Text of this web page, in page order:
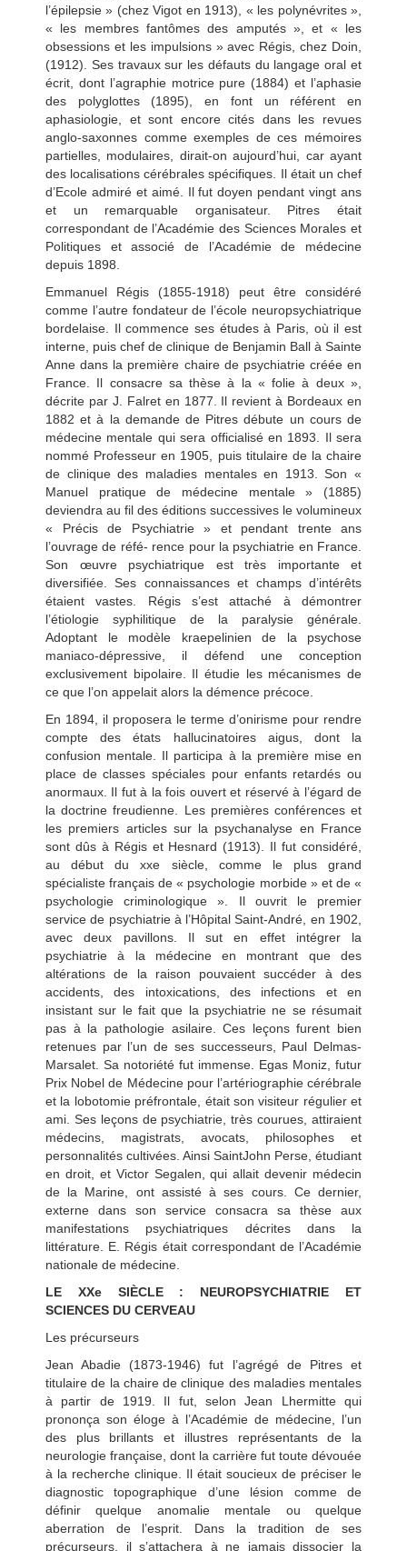
l’épilepsie » (chez Vigot en 1913), « les polynévrites »,
« les membres fantômes des amputés », et « les
obsessions et les impulsions » avec Régis, chez Doin,
(1912). Ses travaux sur les défauts du langage oral et
écrit, dont l’agraphie motrice pure (1884) et l’aphasie
des polyglottes (1895), en font un référent en
aphasiologie, et sont encore cités dans les revues
anglo-saxonnes comme exemples de ces mémoires
partielles, modulaires, dirait-on aujourd’hui, car ayant
des localisations cérébrales spécifiques. Il était un chef
d’Ecole admiré et aimé. Il fut doyen pendant vingt ans
et un remarquable organisateur. Pitres était
correspondant de l’Académie des Sciences Morales et
Politiques et associé de l’Académie de médecine
depuis 1898.
Emmanuel Régis (1855-1918) peut être considéré
comme l’autre fondateur de l’école neuropsychiatrique
bordelaise. Il commence ses études à Paris, où il est
interne, puis chef de clinique de Benjamin Ball à Sainte
Anne dans la première chaire de psychiatrie créée en
France. Il consacre sa thèse à la « folie à deux »,
décrite par J. Falret en 1877. Il revient à Bordeaux en
1882 et à la demande de Pitres débute un cours de
médecine mentale qui sera officialisé en 1893. Il sera
nommé Professeur en 1905, puis titulaire de la chaire
de clinique des maladies mentales en 1913. Son «
Manuel pratique de médecine mentale » (1885)
deviendra au fil des éditions successives le volumineux
« Précis de Psychiatrie » et pendant trente ans
l’ouvrage de réfé- rence pour la psychiatrie en France.
Son œuvre psychiatrique est très importante et
diversifiée. Ses connaissances et champs d’intérêts
étaient vastes. Régis s’est attaché à démontrer
l’étiologie syphilitique de la paralysie générale.
Adoptant le modèle kraepelinien de la psychose
maniaco-dépressive, il défend une conception
exclusivement bipolaire. Il étudie les mécanismes de
ce que l’on appelait alors la démence précoce.
En 1894, il proposera le terme d’onirisme pour rendre
compte des états hallucinatoires aigus, dont la
confusion mentale. Il participa à la première mise en
place de classes spéciales pour enfants retardés ou
anormaux. Il fut à la fois ouvert et réservé à l’égard de
la doctrine freudienne. Les premières conférences et
les premiers articles sur la psychanalyse en France
sont dûs à Régis et Hesnard (1913). Il fut considéré,
au début du xxe siècle, comme le plus grand
spécialiste français de « psychologie morbide » et de «
psychologie criminologique ». Il ouvrit le premier
service de psychiatrie à l’Hôpital Saint-André, en 1902,
avec deux pavillons. Il sut en effet intégrer la
psychiatrie à la médecine en montrant que des
altérations de la raison pouvaient succéder à des
accidents, des intoxications, des infections et en
insistant sur le fait que la psychiatrie ne se résumait
pas à la pathologie asilaire. Ces leçons furent bien
retenues par l’un de ses successeurs, Paul Delmas-
Marsalet. Sa notoriété fut immense. Egas Moniz, futur
Prix Nobel de Médecine pour l’artériographie cérébrale
et la lobotomie préfrontale, était son visiteur régulier et
ami. Ses leçons de psychiatrie, très courues, attiraient
médecins, magistrats, avocats, philosophes et
personnalités cultivées. Ainsi SaintJohn Perse, étudiant
en droit, et Victor Segalen, qui allait devenir médecin
de la Marine, ont assisté à ses cours. Ce dernier,
externe dans son service consacra sa thèse aux
manifestations psychiatriques décrites dans la
littérature. E. Régis était correspondant de l’Académie
nationale de médecine.
LE XXe SIÈCLE : NEUROPSYCHIATRIE ET
SCIENCES DU CERVEAU
Les précurseurs
Jean Abadie (1873-1946) fut l’agrégé de Pitres et
titulaire de la chaire de clinique des maladies mentales
à partir de 1919. Il fut, selon Jean Lhermitte qui
prononça son éloge à l’Académie de médecine, l’un
des plus brillants et illustres représentants de la
neurologie française, dont la carrière fut toute dévouée
à la recherche clinique. Il était soucieux de préciser le
diagnostic topographique d’une lésion comme de
définir quelque anomalie mentale ou quelque
aberration de l’esprit. Dans la tradition de ses
précurseurs, il s’attachera à ne jamais dissocier la